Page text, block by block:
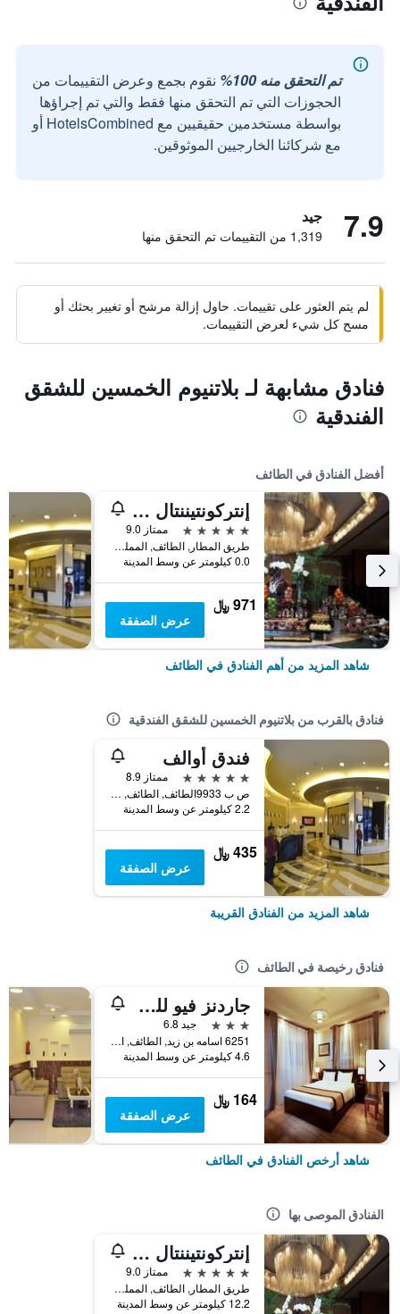
تم التحقق منه 100%
نقوم بجمع وعرض التقييمات من
الحجوزات التي تم التحقق منها فقط والتي تم إجراؤها
بواسطة مستخدمين حقيقيين مع HotelsCombined أو
مع شركائنا الخارجيين الموثوقين.
7.9 جيد
1,319 من التقييمات تم التحقق منها
لم يتم العثور على تقييمات. حاول إزالة مرشح أو تغيير بحثك أو
مسح كل شيء لعرض التقييمات.
فنادق مشابهة لـ بلاتنيوم الخمسين للشقق
الفندقية
أفضل الفنادق في الطائف
إنتركونتيننتال الطائف، أحد الفنادق من مجموعة فنادق إنتركونتيننتال
5 نجوم
ممتاز 9.0
طريق المطار, الطائف, المملكة العربية السعودية
0.0 كيلومتر عن وسط المدينة
971 ﷼
عرض الصفقة
شاهد المزيد من أهم الفنادق في الطائف
فنادق بالقرب من بلاتنيوم الخمسين للشقق الفندقية
فندق أوالف
5 نجوم
ممتاز 8.9
ص ب 9933الطائف, الطائف, المملكة العربية السعودية
2.2 كيلومتر عن وسط المدينة
435 ﷼
عرض الصفقة
شاهد المزيد من الفنادق القريبة
فنادق رخيصة في الطائف
جاردنز فيو للشقق الفندقية
3 نجوم
جيد 6.8
6251 اسامه بن زيد, الطائف, المملكة العربية السعودية
4.6 كيلومتر عن وسط المدينة
164 ﷼
عرض الصفقة
شاهد أرخص الفنادق في الطائف
الفنادق الموصى بها
إنتركونتيننتال الطائف، أحد الفنادق من مجموعة فنادق إنتركونتيننتال
5 نجوم
ممتاز 9.0
طريق المطار, الطائف, المملكة العربية السعودية
12.2 كيلومتر عن وسط المدينة